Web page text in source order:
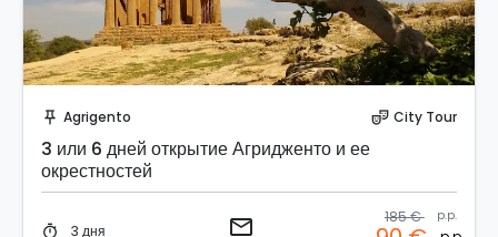
push_pin Agrigento theater_comedy City Tour
3 или 6 дней открытие Агридженто и ее
окрестностей
timer 3 дня email 185 € p.p.